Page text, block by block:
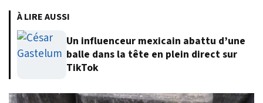
À LIRE AUSSI
Un influenceur mexicain abattu d’une
balle dans la tête en plein direct sur
TikTok